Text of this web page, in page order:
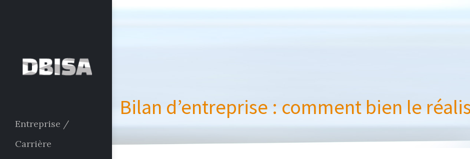
Entreprise /
Carrière
Bilan d’entreprise : comment bien le